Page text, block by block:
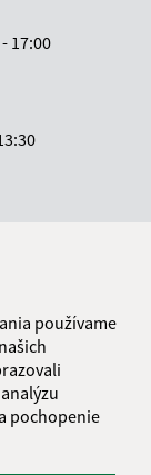
používame
pochopenie
17:00